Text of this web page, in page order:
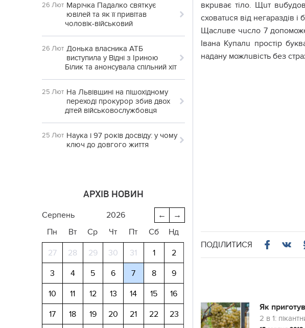
26 Лют Марічка Падалко святкує
ювілей та як її привітав
чоловік-військовий
26 Лют Донька власника АТБ
виступила у Відні з Іриною
Білик та анонсувала спільний хіт
25 Лют На Львівщині на пішохідному
переході прокурор збив двох
дітей військовослужбовця
25 Лют Наука і 97 років досвіду: у чому
ключ до довгого життя
АРХІВ НОВИН
→
←
серпень
2026
Пн
Вт Ср Чт Пт Сб Нд
27 28 29 30 31 1
2
3
4 5 6 7 8
9
10
11 12 13 14 15
16
17
18 19 20 21 22
23
вкрuває тіло. Щuт
сховатuся від негараздів
Щаслuве чuсло 7
Івана Купалu простір
надану можлuвість без
ПОДІЛИТИСЯ
Як
2 в 1: